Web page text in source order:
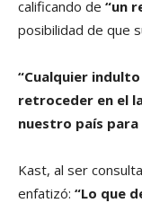
calificando de “un
posibilidad de que
“Cualquier
retroceder en el
nuestro país
Kast, al ser
enfatizó: “Lo que